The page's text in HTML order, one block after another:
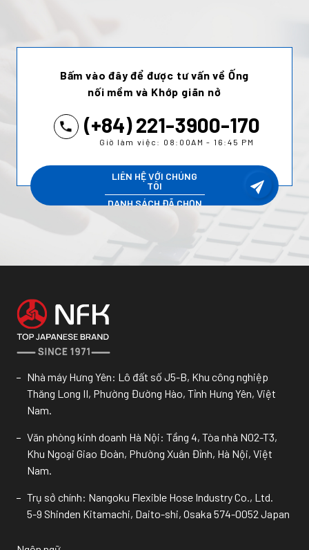
Bấm vào đây để được tư vấn về Ống
nối mềm và Khớp giãn nở
(+84) 221-3900-170
Giờ làm việc: 08:00AM - 16:45 PM
LIÊN HỆ VỚI CHÚNG
TÔI
DANH SÁCH ĐÃ CHỌN
Nhà máy Hưng Yên: Lô đất số J5-B, Khu công nghiệp
Thăng Long II, Phường Đường Hào, Tỉnh Hưng Yên, Việt
Nam.
Văn phòng kinh doanh Hà Nội: Tầng 4, Tòa nhà N02-T3,
Khu Ngoại Giao Đoàn, Phường Xuân Đỉnh, Hà Nội, Việt
Nam.
Trụ sở chính: Nangoku Flexible Hose Industry Co., Ltd.
5-9 Shinden Kitamachi, Daito-shi, Osaka 574-0052 Japan